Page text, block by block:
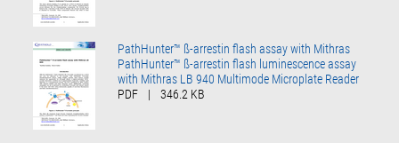
PathHunter™ ß-arrestin flash assay with Mithras
PathHunter™ ß-arrestin flash luminescence assay
with Mithras LB 940 Multimode Microplate Reader
PDF
| 346.2 KB